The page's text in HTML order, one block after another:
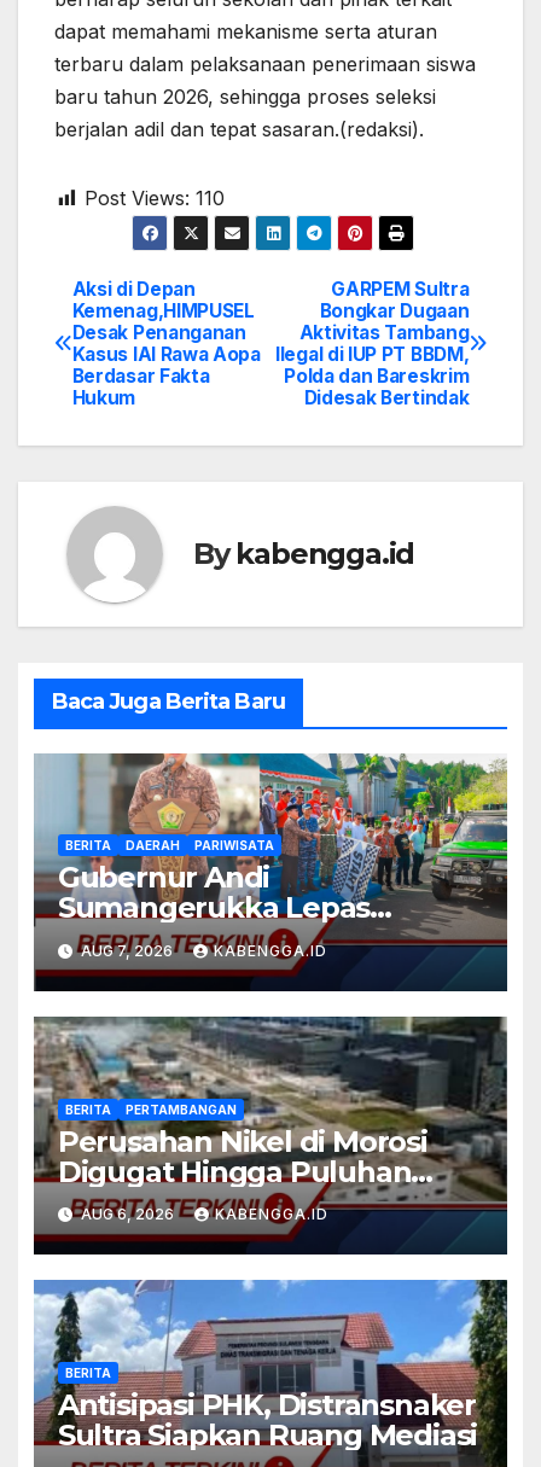
dapat memahami mekanisme serta aturan
terbaru dalam pelaksanaan penerimaan siswa
baru tahun 2026, sehingga proses seleksi
berjalan adil dan tepat sasaran.(redaksi).
Post Views: 110
Post
navigation
GARPEM Sultra
Bongkar Dugaan
Aktivitas Tambang
Ilegal di IUP PT BBDM,
Polda dan Bareskrim
Didesak Bertindak
Aksi di Depan
Kemenag,HIMPUSEL
Desak Penanganan
Kasus IAI Rawa Aopa
Berdasar Fakta
Hukum
Bykabengga.id
Baca Juga Berita Baru
BERITA DAERAH PARIWISATA
Gubernur Andi
Sumangerukka Lepas
Famtrip Overland Tiga
Kabupaten, Perkuat Promosi
Pariwisata Bombana, Kolaka,
dan Kolaka Timur
AUG 7, 2026 KABENGGA.ID
BERITA PERTAMBANGAN
Perusahan Nikel di Morosi
Digugat Hingga Puluhan
Miliar
AUG 6, 2026 KABENGGA.ID
BERITA
Antisipasi PHK, Distransnaker
Sultra Siapkan Ruang Mediasi